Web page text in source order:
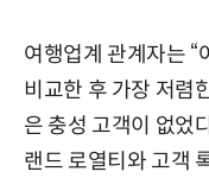
여행업계 관계자는
비교한 후 가장 저렴
은 충성 고객이 없었
랜드 로열티와 고객